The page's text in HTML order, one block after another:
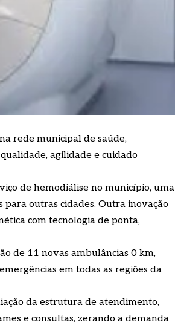
rede municipal de saúde,
agilidade e cuidado
de hemodiálise no município, uma
outras cidades. Outra inovação
com tecnologia de ponta,
de 11 novas ambulâncias 0 km,
em todas as regiões da
da estrutura de atendimento,
e consultas, zerando a demanda